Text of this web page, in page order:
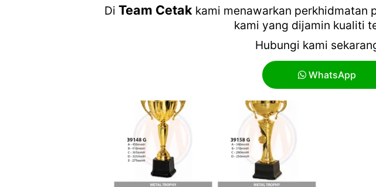
Di Team Cetakkami menawarkan perkhidmatan
kami yang dijamin kualiti
Hubungi kami
WhatsApp